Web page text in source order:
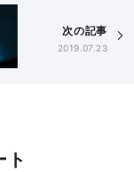
次の記事
2019.07.23
ト